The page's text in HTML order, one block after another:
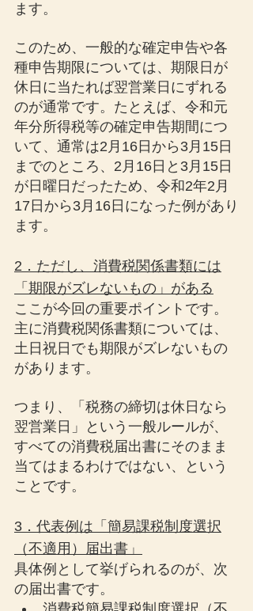
ます。
このため、一般的な確定申告や各
種申告期限については、期限日が
休日に当たれば翌営業日にずれる
のが通常です。たとえば、令和元
年分所得税等の確定申告期間につ
いて、通常は2月16日から3月15日
までのところ、2月16日と3月15日
が日曜日だったため、令和2年2月
17日から3月16日になった例があり
ます。
2．ただし、消費税関係書類には
「期限がズレないもの」がある
ここが今回の重要ポイントです。
主に消費税関係書類については、
土日祝日でも期限がズレないもの
があります。
つまり、「税務の締切は休日なら
翌営業日」という一般ルールが、
すべての消費税届出書にそのまま
当てはまるわけではない、という
ことです。
3．代表例は「簡易課税制度選択
（不適用）届出書」
具体例として挙げられるのが、次
の届出書です。